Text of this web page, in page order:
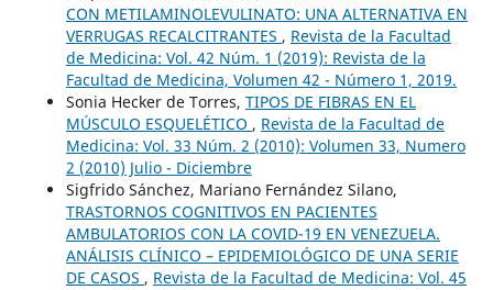
CON METILAMINOLEVULINATO: UNA ALTERNATIVA EN
VERRUGAS RECALCITRANTES , Revista de la Facultad
de Medicina: Vol. 42 Núm. 1 (2019): Revista de la
Facultad de Medicina, Volumen 42 - Número 1, 2019.
Sonia Hecker de Torres, TIPOS DE FIBRAS EN EL
MÚSCULO ESQUELÉTICO , Revista de la Facultad de
Medicina: Vol. 33 Núm. 2 (2010): Volumen 33, Numero
2 (2010) Julio - Diciembre
Sigfrido Sánchez, Mariano Fernández Silano,
TRASTORNOS COGNITIVOS EN PACIENTES
AMBULATORIOS CON LA COVID-19 EN VENEZUELA.
ANÁLISIS CLÍNICO – EPIDEMIOLÓGICO DE UNA SERIE
DE CASOS , Revista de la Facultad de Medicina: Vol. 45